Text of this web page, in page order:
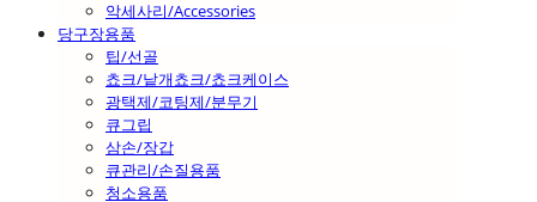
악세사리/Accessories
당구장용품
팁/선골
쵸크/낱개쵸크/쵸크케이스
광택제/코팅제/분무기
큐그립
삼손/장갑
큐관리/손질용품
청소용품